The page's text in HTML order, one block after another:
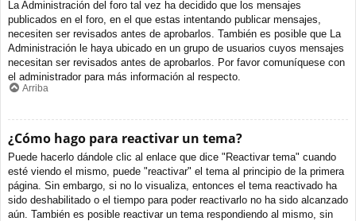
La Administración del foro tal vez ha decidido que los mensajes
publicados en el foro, en el que estas intentando publicar mensajes,
necesiten ser revisados antes de aprobarlos. También es posible que La
Administración le haya ubicado en un grupo de usuarios cuyos mensajes
necesitan ser revisados antes de aprobarlos. Por favor comuníquese con
el administrador para más información al respecto.
Arriba
¿Cómo hago para reactivar un tema?
Puede hacerlo dándole clic al enlace que dice "Reactivar tema" cuando
esté viendo el mismo, puede "reactivar" el tema al principio de la primera
página. Sin embargo, si no lo visualiza, entonces el tema reactivado ha
sido deshabilitado o el tiempo para poder reactivarlo no ha sido alcanzado
aún. También es posible reactivar un tema respondiendo al mismo, sin